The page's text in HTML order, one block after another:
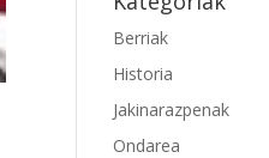
Berriak
Historia
Jakinarazpenak
Ondarea